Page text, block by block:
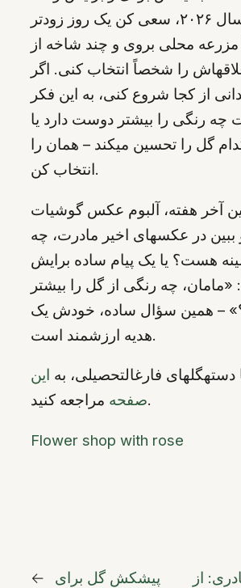
گذاشتی». در سال ۲۰۲۶، سعی کن یک روز زودتر
مزرعه محلی بروی و چند شاخه از
را شخصاً انتخاب کنی. اگر
از کجا شروع کنی، به این فکر
چه رنگی را بیشتر دوست دارد یا
گل را تحسین میکند – همان را
انتخاب کن.
آخر هفته، آلبوم عکس گوشیات
ببین در عکسهای اخیر مادرت، چه
هست؟ یا یک پیام ساده برایش
چه رنگی از گل را بیشتر
– همین سؤال ساده، خودش یک
هدیه ارزشمند است.
دستهگلهای فارغالتحصیلی، به این
صفحهمراجعه کنید.
Flower shop with rose
←
پیشکش گل برای
از